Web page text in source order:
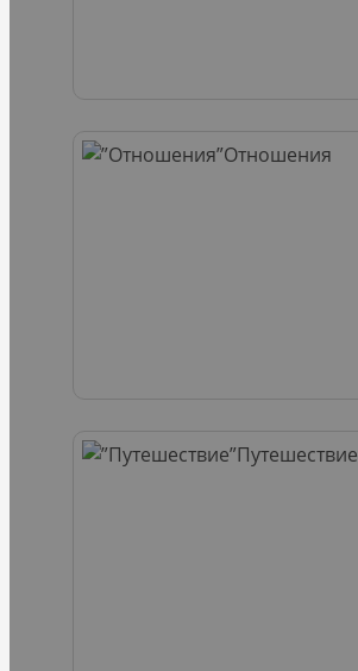
Отношения
Путешествие